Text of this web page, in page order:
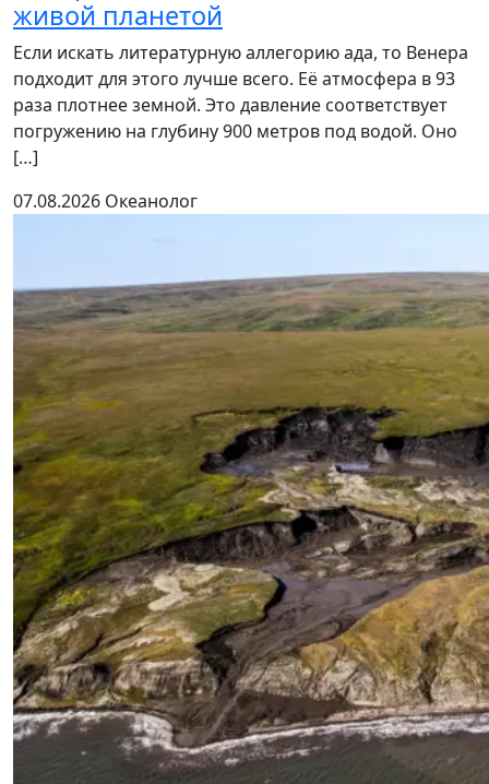
живой планетой
Если искать литературную аллегорию ада, то Венера
подходит для этого лучше всего. Её атмосфера в 93
раза плотнее земной. Это давление соответствует
погружению на глубину 900 метров под водой. Оно
[…]
07.08.2026 Океанолог